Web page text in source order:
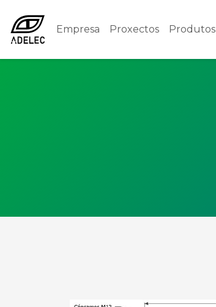
Empresa Proxectos Produtos